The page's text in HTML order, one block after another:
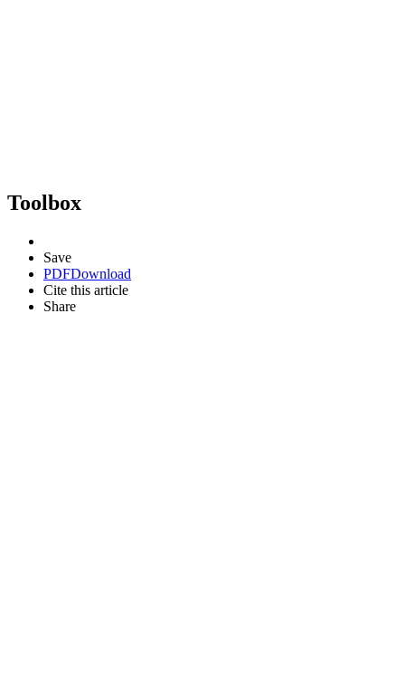
Toolbox
Save
PDFDownload
Cite this article
Share